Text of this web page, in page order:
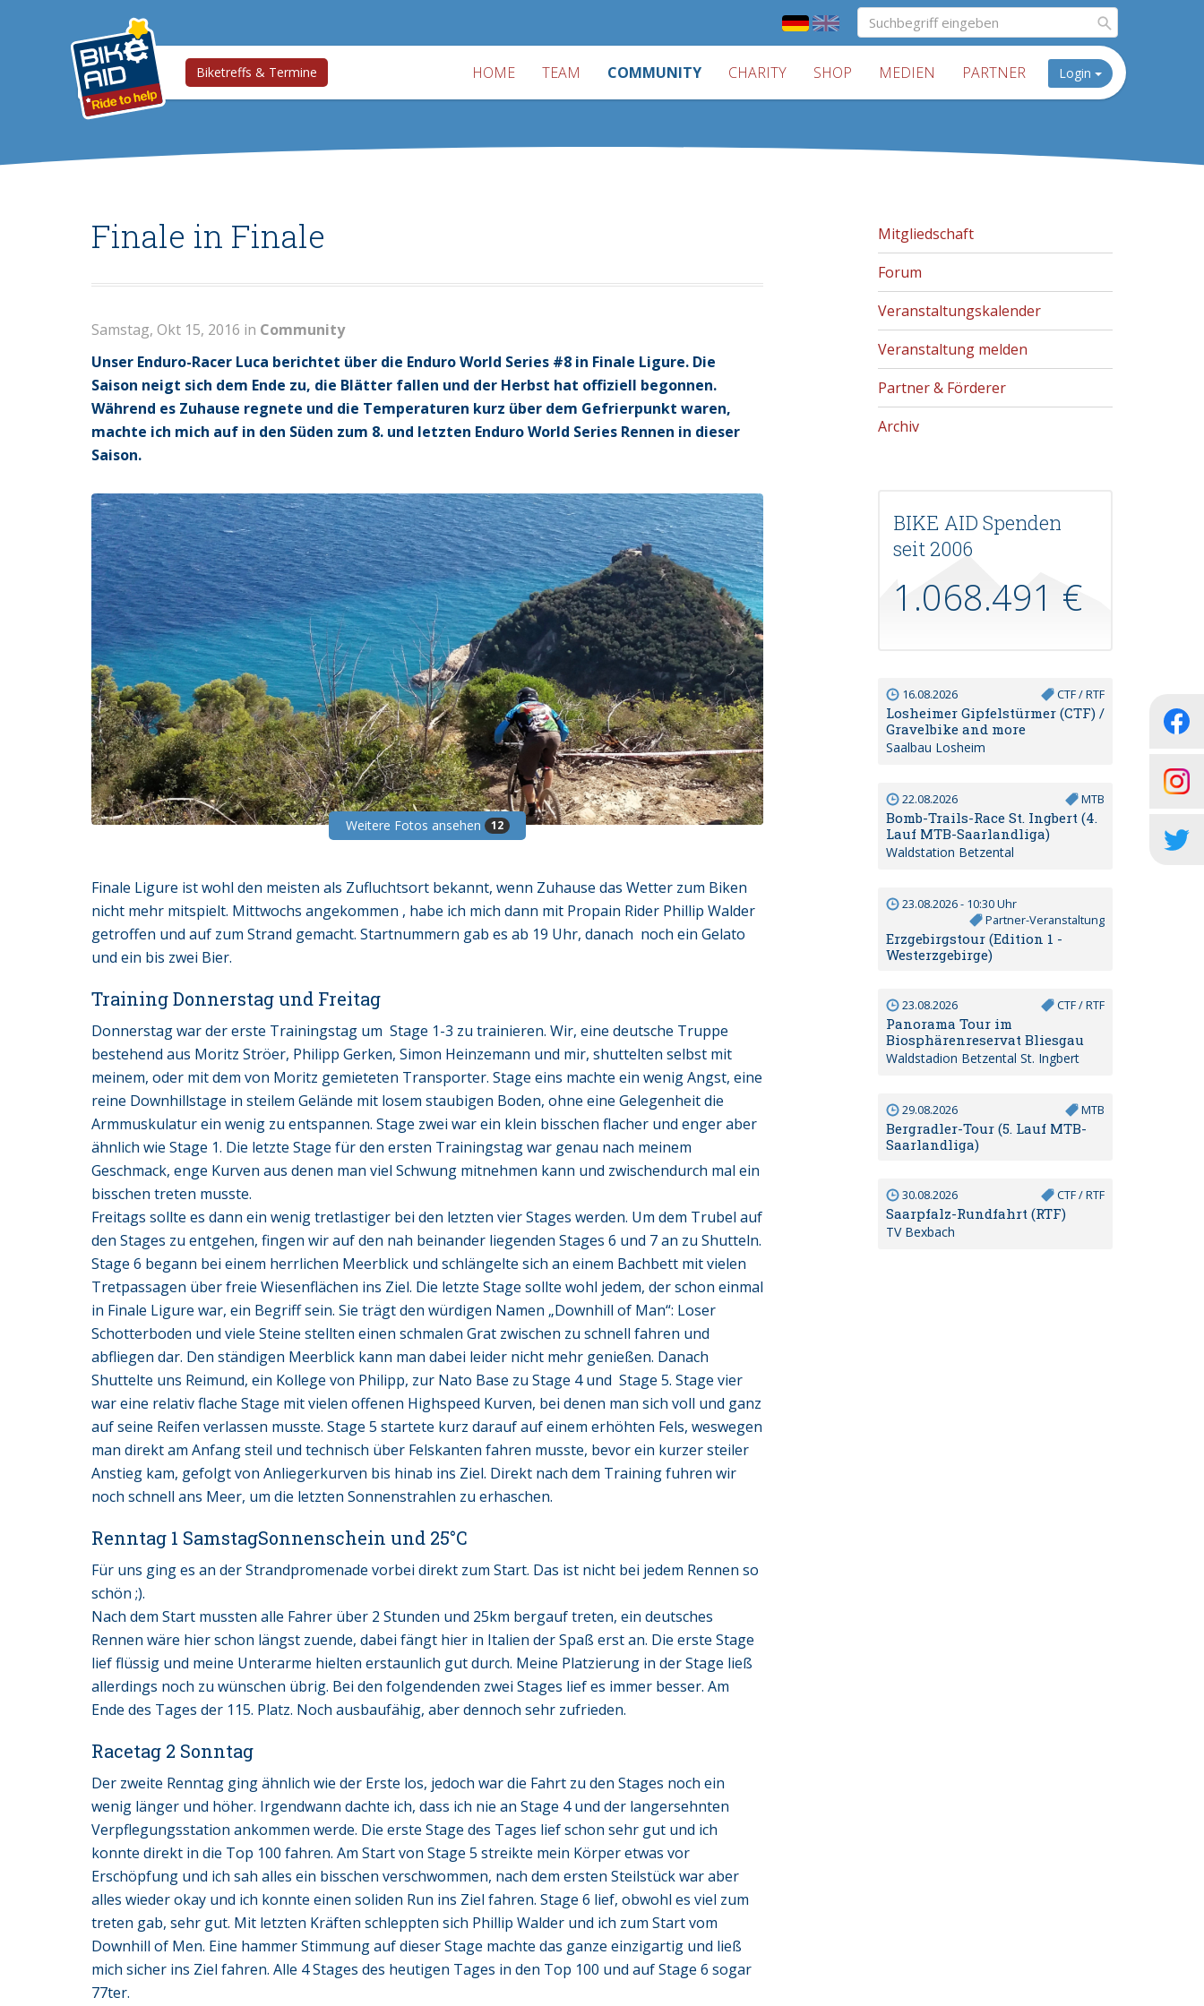
Biketreffs & Termine HOME TEAM COMMUNITY CHARITY SHOP MEDIEN PARTNER Login
Finale in Finale
Samstag, Okt 15, 2016 in Community
Unser Enduro-Racer Luca berichtet über die Enduro World Series #8 in Finale Ligure. Die
Saison neigt sich dem Ende zu, die Blätter fallen und der Herbst hat offiziell begonnen.
Während es Zuhause regnete und die Temperaturen kurz über dem Gefrierpunkt waren,
machte ich mich auf in den Süden zum 8. und letzten Enduro World Series Rennen in dieser
Saison.
Weitere Fotos ansehen 12
Finale Ligure ist wohl den meisten als Zufluchtsort bekannt, wenn Zuhause das Wetter zum Biken
nicht mehr mitspielt. Mittwochs angekommen , habe ich mich dann mit Propain Rider Phillip Walder
getroffen und auf zum Strand gemacht. Startnummern gab es ab 19 Uhr, danach noch ein Gelato
und ein bis zwei Bier.
Training Donnerstag und Freitag
Donnerstag war der erste Trainingstag um Stage 1-3 zu trainieren. Wir, eine deutsche Truppe
bestehend aus Moritz Ströer, Philipp Gerken, Simon Heinzemann und mir, shuttelten selbst mit
meinem, oder mit dem von Moritz gemieteten Transporter. Stage eins machte ein wenig Angst, eine
reine Downhillstage in steilem Gelände mit losem staubigen Boden, ohne eine Gelegenheit die
Armmuskulatur ein wenig zu entspannen. Stage zwei war ein klein bisschen flacher und enger aber
ähnlich wie Stage 1. Die letzte Stage für den ersten Trainingstag war genau nach meinem
Geschmack, enge Kurven aus denen man viel Schwung mitnehmen kann und zwischendurch mal ein
bisschen treten musste.
Freitags sollte es dann ein wenig tretlastiger bei den letzten vier Stages werden. Um dem Trubel auf
den Stages zu entgehen, fingen wir auf den nah beinander liegenden Stages 6 und 7 an zu Shutteln.
Stage 6 begann bei einem herrlichen Meerblick und schlängelte sich an einem Bachbett mit vielen
Tretpassagen über freie Wiesenflächen ins Ziel. Die letzte Stage sollte wohl jedem, der schon einmal
in Finale Ligure war, ein Begriff sein. Sie trägt den würdigen Namen „Downhill of Man“: Loser
Schotterboden und viele Steine stellten einen schmalen Grat zwischen zu schnell fahren und
abfliegen dar. Den ständigen Meerblick kann man dabei leider nicht mehr genießen. Danach
Shuttelte uns Reimund, ein Kollege von Philipp, zur Nato Base zu Stage 4 und Stage 5. Stage vier
war eine relativ flache Stage mit vielen offenen Highspeed Kurven, bei denen man sich voll und ganz
auf seine Reifen verlassen musste. Stage 5 startete kurz darauf auf einem erhöhten Fels, weswegen
man direkt am Anfang steil und technisch über Felskanten fahren musste, bevor ein kurzer steiler
Anstieg kam, gefolgt von Anliegerkurven bis hinab ins Ziel. Direkt nach dem Training fuhren wir
noch schnell ans Meer, um die letzten Sonnenstrahlen zu erhaschen.
Renntag 1 SamstagSonnenschein und 25°C
Für uns ging es an der Strandpromenade vorbei direkt zum Start. Das ist nicht bei jedem Rennen so
schön ;).
Nach dem Start mussten alle Fahrer über 2 Stunden und 25km bergauf treten, ein deutsches
Rennen wäre hier schon längst zuende, dabei fängt hier in Italien der Spaß erst an. Die erste Stage
lief flüssig und meine Unterarme hielten erstaunlich gut durch. Meine Platzierung in der Stage ließ
allerdings noch zu wünschen übrig. Bei den folgendenden zwei Stages lief es immer besser. Am
Ende des Tages der 115. Platz. Noch ausbaufähig, aber dennoch sehr zufrieden.
Racetag 2 Sonntag
Der zweite Renntag ging ähnlich wie der Erste los, jedoch war die Fahrt zu den Stages noch ein
wenig länger und höher. Irgendwann dachte ich, dass ich nie an Stage 4 und der langersehnten
Verpflegungsstation ankommen werde. Die erste Stage des Tages lief schon sehr gut und ich
konnte direkt in die Top 100 fahren. Am Start von Stage 5 streikte mein Körper etwas vor
Erschöpfung und ich sah alles ein bisschen verschwommen, nach dem ersten Steilstück war aber
alles wieder okay und ich konnte einen soliden Run ins Ziel fahren. Stage 6 lief, obwohl es viel zum
treten gab, sehr gut. Mit letzten Kräften schleppten sich Phillip Walder und ich zum Start vom
Downhill of Men. Eine hammer Stimmung auf dieser Stage machte das ganze einzigartig und ließ
mich sicher ins Ziel fahren. Alle 4 Stages des heutigen Tages in den Top 100 und auf Stage 6 sogar
77ter.
Mitgliedschaft
Forum
Veranstaltungskalender
Veranstaltung melden
Partner & Förderer
Archiv
BIKE AID Spenden
seit 2006
1.068.491 €
16.08.2026 CTF / RTF
Losheimer Gipfelstürmer (CTF) /
Gravelbike and more
Saalbau Losheim
22.08.2026 MTB
Bomb-Trails-Race St. Ingbert (4.
Lauf MTB-Saarlandliga)
Waldstation Betzental
23.08.2026 - 10:30 Uhr
Partner-Veranstaltung
Erzgebirgstour (Edition 1 -
Westerzgebirge)
23.08.2026 CTF / RTF
Panorama Tour im
Biosphärenreservat Bliesgau
Waldstadion Betzental St. Ingbert
29.08.2026 MTB
Bergradler-Tour (5. Lauf MTB-
Saarlandliga)
30.08.2026 CTF / RTF
Saarpfalz-Rundfahrt (RTF)
TV Bexbach